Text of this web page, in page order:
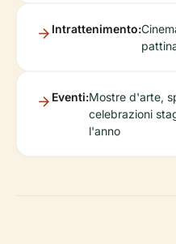
Intrattenimento:
Eventi:Mostre d'arte,
celebrazioni
l'anno